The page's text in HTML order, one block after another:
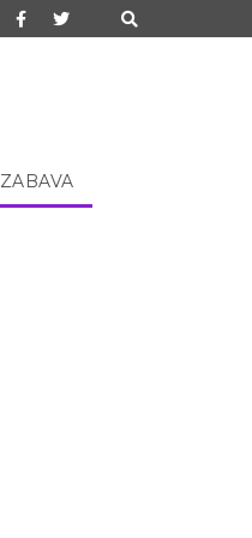
ZABAVA